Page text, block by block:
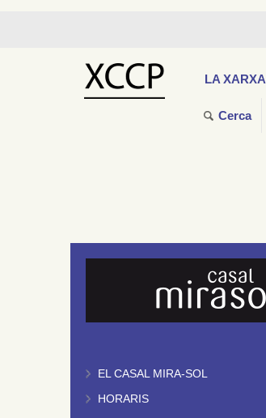
LA XARXA
Cerca
EL CASAL MIRA-SOL
HORARIS